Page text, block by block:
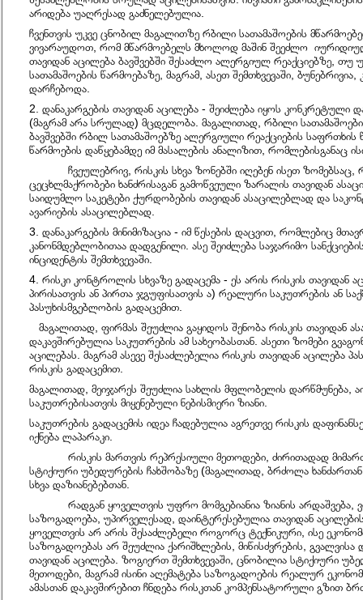
არიდება უაღრესად გაძნელებულია.
ჩვენთვის უკვე ცნობილ მაგალითზე რბილი სათამაშოების
ვივარაუდოთ, რომ მწარმოებელს მხოლოდ მაშინ შეეძლო
თავიდან აცილება ბავშვებში შესაძლო ალერგიულ რეაქციებზე, თუ
სათამაშოების წარმოებაზე, მაგრამ, ასეთ შემთხვევაში, ბუნებრივია,
დარჩებოდა.
2. დანაკარგების თავიდან აცილება - შეიძლება იყოს კონკრეტული
(მაგრამ არა სრულად) მცდელობა. მაგალითად, რბილი
ბავშვებში რბილ სათამაშოებზე ალერგიული რეაქციების საფრთხის
წარმოების დაწყებამდე იმ მასალების ანალიზით, რომლებისგანაც
ჩვეულებრივ, რისკის სხვა ზონებში იღებენ ისეთ ზომებსაც,
ცეცხლმაქრობები ხანძრისაგან გამოწვეული ზარალის თავიდან
საიდუმლო საკეტები ქურდობების თავიდან ასაცილებლად და
ავარიების ასაცილებლად.
3. დანაკარგების მინიმიზაცია - იმ წესების დაცვით, რომლებიც
კანონმდებლობითაა დადგენილი. ასე შეიძლება საჯარიმო
ინციდენტის შემთხვევაში.
4. რისკი კონტროლის სხვაზე გადაცემა - ეს არის რისკის თავიდან
პირისათვის ან პირთა ჯგუფისათვის ა) რეალური საკუთრების ან
პასუხისმგებლობის გადაცემით.
მაგალითად, ფირმას შეუძლია გაყიდოს შენობა რისკის თავიდან
დაკავშირებულია საკუთრების ამ სახეობასთან. ასეთი ზომები
აცილებას. მაგრამ ასევე შესაძლებელია რისკის თავიდან აცილება
რისკის გადაცემით.
მაგალითად, მეიჯარეს შეუძლია სახლის მფლობელის დარწმუნება,
საკუთრებისათვის მიყენებული ნებისმიერი ზიანი.
საკუთრების გადაცემის იდეა ჩადებულია აგრეთვე რისკის
იქნება ლაპარაკი.
რისკის მართვის რეპრესიული მეთოდები, ძირითადად
სტიქიური უბედურების ჩახშობაზე (მაგალითად, ბრძოლა
სხვა დაზიანებებთან.
რადგან ყოველთვის უფრო მომგებიანია ზიანის არდაშვება,
საზოგადოება, უპირველესად, დაინტერესებულია თავიდან
ყოველთვის არ არის შესაძლებელი როგორც ტექნიკური, ისე
საზოგადოებას არ შეუძლია ქარიშხლების, მიწისძვრების, გვალვისა
თავიდან აცილება. ზოგიერთ შემთხვევაში, ცნობილია სტიქიური
მეთოდები, მაგრამ ისინი აღემატება საზოგადოების რეალურ
ამასთან დაკავშირებით ჩნდება რისკთან კომპენსატორული გზით